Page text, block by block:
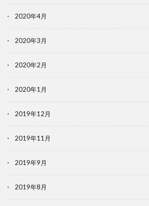
2020年4月
2020年3月
2020年2月
2020年1月
2019年12月
2019年11月
2019年9月
2019年8月